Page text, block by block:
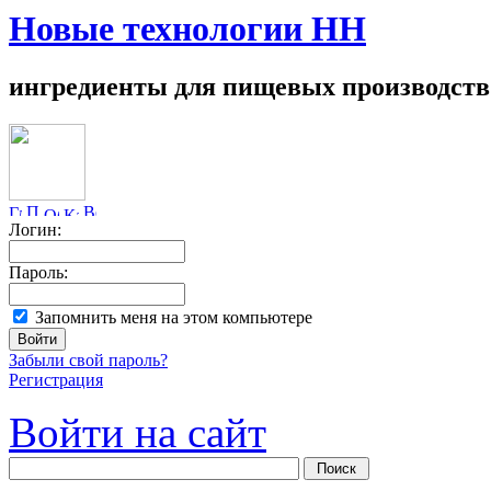
Новые технологии НН
ингредиенты для пищевых производств
Логин:
Пароль:
Запомнить меня на этом компьютере
Забыли свой пароль?
Регистрация
Войти на сайт